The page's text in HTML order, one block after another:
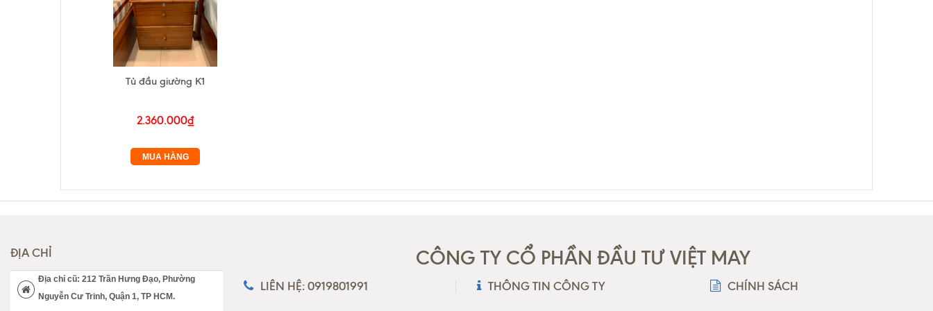
Tủ đầu giường K1
2.360.000₫
MUA HÀNG
ĐỊA CHỈ
Địa chỉ cũ: 212 Trần Hưng Đạo, Phường
Nguyễn Cư Trinh, Quận 1, TP HCM.
CÔNG TY CỔ PHẦN ĐẦU TƯ VIỆT MAY
LIÊN HỆ: 0919801991 THÔNG TIN CÔNG TY CHÍNH SÁCH